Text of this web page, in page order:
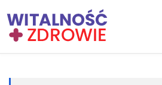
to
content